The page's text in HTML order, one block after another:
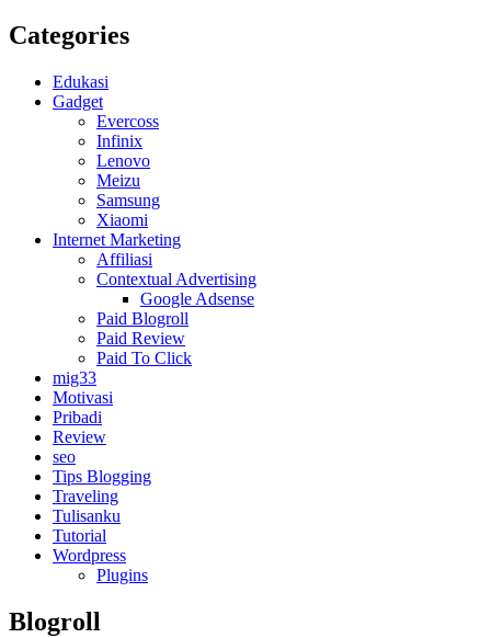
Categories
Edukasi
Gadget
Evercoss
Infinix
Lenovo
Meizu
Samsung
Xiaomi
Internet Marketing
Affiliasi
Contextual Advertising
Google Adsense
Paid Blogroll
Paid Review
Paid To Click
mig33
Motivasi
Pribadi
Review
seo
Tips Blogging
Traveling
Tulisanku
Tutorial
Wordpress
Plugins
Blogroll